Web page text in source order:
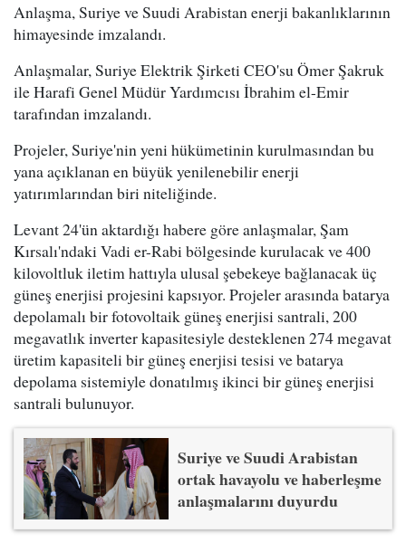
Anlaşma, Suriye ve Suudi Arabistan enerji bakanlıklarının
himayesinde imzalandı.
Anlaşmalar, Suriye Elektrik Şirketi CEO'su Ömer Şakruk
ile Harafi Genel Müdür Yardımcısı İbrahim el-Emir
tarafından imzalandı.
Projeler, Suriye'nin yeni hükümetinin kurulmasından bu
yana açıklanan en büyük yenilenebilir enerji
yatırımlarından biri niteliğinde.
Levant 24'ün aktardığı habere göre anlaşmalar, Şam
Kırsalı'ndaki Vadi er-Rabi bölgesinde kurulacak ve 400
kilovoltluk iletim hattıyla ulusal şebekeye bağlanacak üç
güneş enerjisi projesini kapsıyor. Projeler arasında batarya
depolamalı bir fotovoltaik güneş enerjisi santrali, 200
megavatlık inverter kapasitesiyle desteklenen 274 megavat
üretim kapasiteli bir güneş enerjisi tesisi ve batarya
depolama sistemiyle donatılmış ikinci bir güneş enerjisi
santrali bulunuyor.
Suriye ve Suudi Arabistan
ortak havayolu ve haberleşme
anlaşmalarını duyurdu